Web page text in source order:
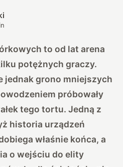
to od lat arena
potężnych graczy.
jednak grono mniejszych
próbowały
tego tortu. Jedną z
historia urządzeń
właśnie końca, a
o wejściu do elity